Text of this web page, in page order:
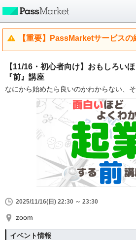
【重要】PassMarketサービスの
【11/16・初心者向け】おもしろい
『前』講座
なにから始めたら良いのかわからない、
2025/11/16(日) 22:30 ～ 23:30
zoom
イベント情報